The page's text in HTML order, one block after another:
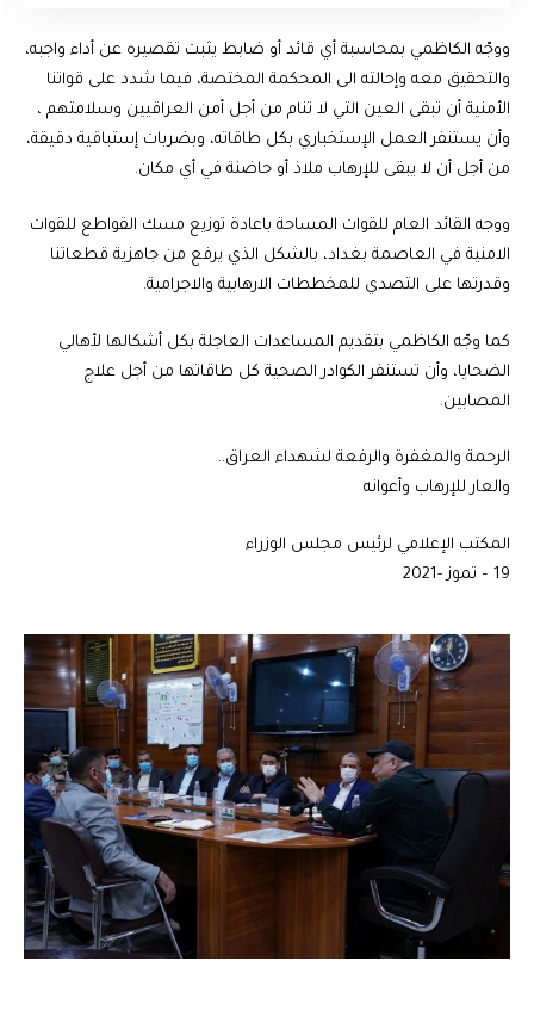
ووجّه الكاظمي بمحاسبة أي قائد أو ضابط يثبت تقصيره عن أداء واجبه،
والتحقيق معه وإحالته الى المحكمة المختصة، فيما شدد على قواتنا
الأمنية أن تبقى العين التي لا تنام من أجل أمن العراقيين وسلامتهم ،
وأن يستنفر العمل الإستخباري بكل طاقاته، وبضربات إستباقية دقيقة،
من أجل أن لا يبقى للإرهاب ملاذ أو حاضنة في أي مكان.
ووجه القائد العام للقوات المساحة باعادة توزيع مسك القواطع للقوات
الامنية في العاصمة بغداد، بالشكل الذي يرفع من جاهزية قطعاتنا
وقدرتها على التصدي للمخططات الارهابية والاجرامية.
كما وجّه الكاظمي بتقديم المساعدات العاجلة بكل أشكالها لأهالي
الضحايا، وأن تستنفر الكوادر الصحية كل طاقاتها من أجل علاج
المصابين.
الرحمة والمغفرة والرفعة لشهداء العراق..
والعار للإرهاب وأعوانه
المكتب الإعلامي لرئيس مجلس الوزراء
19 – تموز -2021